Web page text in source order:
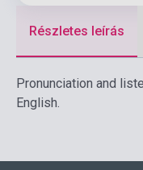
Részletes leírás
Pronunciation and
English.